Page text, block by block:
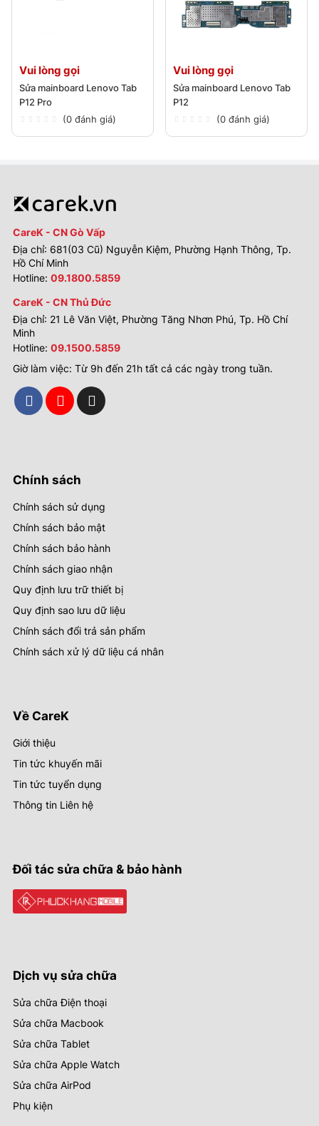
Vui lòng gọi
Sửa mainboard Lenovo Tab
P12 Pro
(0 đánh giá)
Vui lòng gọi
Sửa mainboard Lenovo Tab
P12
(0 đánh giá)
CareK - CN Gò Vấp
Địa chỉ: 681(03 Cũ) Nguyễn Kiệm, Phường Hạnh Thông, Tp.
Hồ Chí Minh
Hotline: 09.1800.5859
CareK - CN Thủ Đức
Địa chỉ: 21 Lê Văn Việt, Phường Tăng Nhơn Phú, Tp. Hồ Chí
Minh
Hotline: 09.1500.5859
Giờ làm việc: Từ 9h đến 21h tất cả các ngày trong tuần.
Chính sách
Chính sách sử dụng
Chính sách bảo mật
Chính sách bảo hành
Chính sách giao nhận
Quy định lưu trữ thiết bị
Quy định sao lưu dữ liệu
Chính sách đổi trả sản phẩm
Chính sách xử lý dữ liệu cá nhân
Về CareK
Giới thiệu
Tin tức khuyến mãi
Tin tức tuyển dụng
Thông tin Liên hệ
Đối tác sửa chữa & bảo hành
Dịch vụ sửa chữa
Sửa chữa Điện thoại
Sửa chữa Macbook
Sửa chữa Tablet
Sửa chữa Apple Watch
Sửa chữa AirPod
Phụ kiện